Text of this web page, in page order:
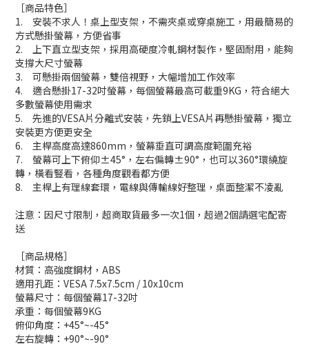
［商品特色］
1. 安裝不求人！桌上型支架，不需夾桌或穿桌施工，用最簡易的
方式懸掛螢幕，方便省事
2. 上下直立型支架，採用高硬度冷軋鋼材製作，堅固耐用，能夠
支撐大尺寸螢幕
3. 可懸掛兩個螢幕，雙倍視野，大幅增加工作效率
4. 適合懸掛17-32吋螢幕，每個螢幕最高可載重9KG，符合絕大
多數螢幕使用需求
5. 先進的VESA片分離式安裝，先鎖上VESA片再懸掛螢幕，獨立
安裝更方便更安全
6. 主桿高度高達860mm，螢幕垂直可調高度範圍充裕
7. 螢幕可上下俯仰±45°，左右偏轉±90°，也可以360°環繞旋
轉，橫看豎看，各種角度觀看都方便
8. 主桿上有理線套環， 電線與傳輸線好整理，桌面整潔不凌亂
注意：因尺寸限制，超商取貨最多一次1個，超過2個請選宅配寄
送
［商品規格］
材質：高強度鋼材，ABS
適用孔距：VESA 7.5x7.5cm / 10x10cm
螢幕尺寸：每個螢幕17-32吋
承重：每個螢幕9KG
俯仰角度：+45°~-45°
左右旋轉：+90°~-90°